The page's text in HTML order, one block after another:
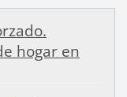
hogar en